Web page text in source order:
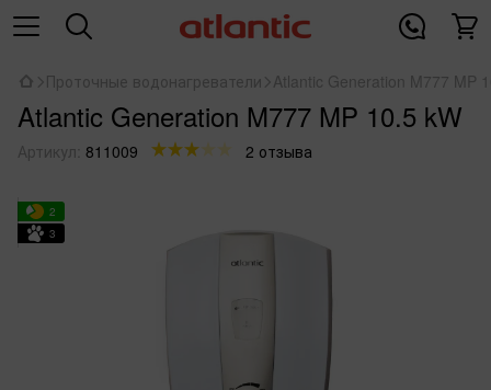
Проточные водонагреватели Atlantic Generation M777 MP
Atlantic Generation M777 MP 10.5 kW
Артикул: 811009 2 отзыва
2
3